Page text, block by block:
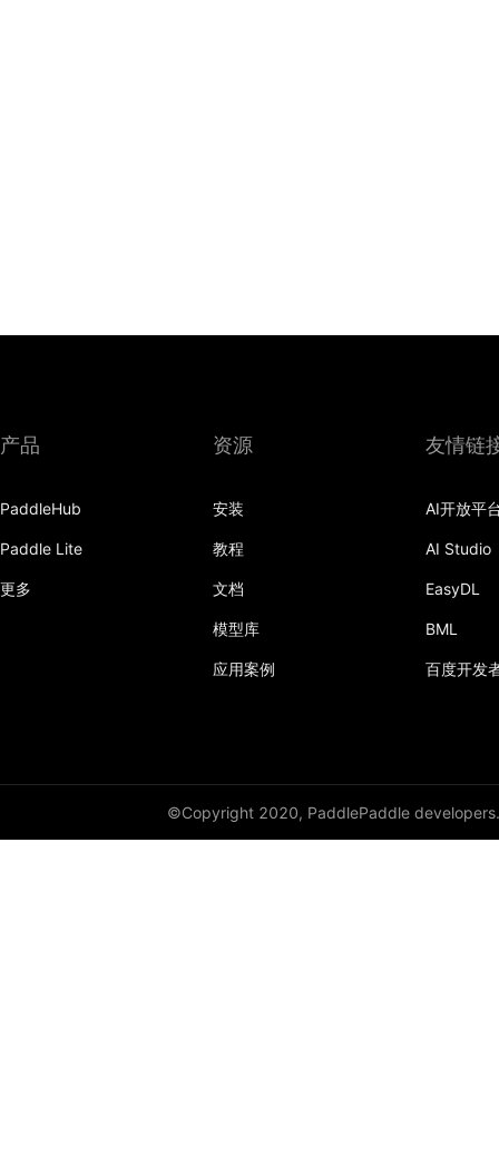
产品
PaddleHub
Paddle Lite
更多
资源
安装
教程
文档
模型库
应用案例
友情链
AI开放平
AI Studio
EasyDL
BML
百度开发
©Copyright 2020, PaddlePaddle developers.